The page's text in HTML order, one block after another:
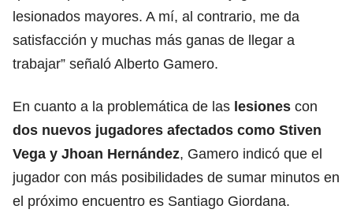
lesionados mayores. A mí, al contrario, me da
satisfacción y muchas más ganas de llegar a
trabajar” señaló Alberto Gamero.
En cuanto a la problemática de las lesiones con
dos nuevos jugadores afectados como Stiven
Vega y Jhoan Hernández, Gamero indicó que el
jugador con más posibilidades de sumar minutos en
el próximo encuentro es Santiago Giordana.